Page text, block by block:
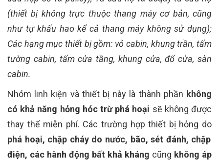
(thiết bị không trực thuộc thang máy cơ bản, cũng
như tự khấu hao kể cả thang máy không sử dụng);
Các hạng mục thiết bị gồm: vỏ cabin, khung trần, tấm
tường cabin, tấm cửa tầng, khung cửa, đố cửa, sàn
cabin.
Nhóm linh kiện và thiết bị này là thành phần không
có khả năng hỏng hóc trừ phá hoại sẽ không được
thay thế miễn phí. Các trường hợp thiết bị hỏng do
phá hoại, chập cháy do nước, bão, sét đánh, chập
điện, các hành động bất khả kháng cũng không áp